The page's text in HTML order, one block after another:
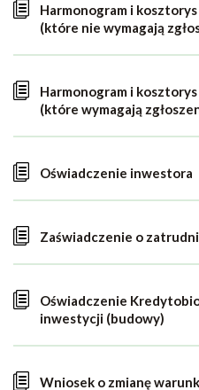
Harmonogram i
(które nie wymagają
Harmonogram i
(które wymagają
Oświadczenie inwestora
Zaświadczenie o
Oświadczenie
inwestycji (budowy)
Wniosek o zmianę